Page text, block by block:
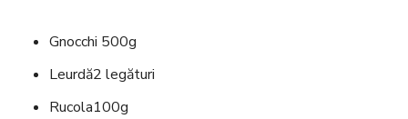
Gnocchi 500g
Leurdă2 legături
Rucola100g